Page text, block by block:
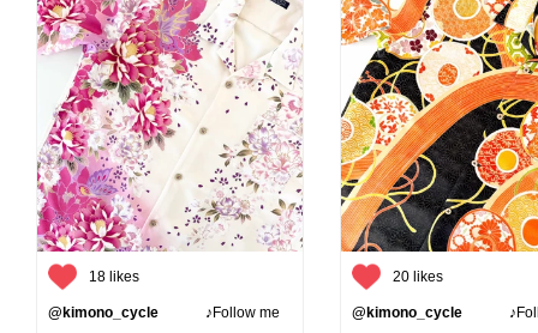
18 likes
@kimono_cycle ♪Follow me
20 likes
@kimono_cycle